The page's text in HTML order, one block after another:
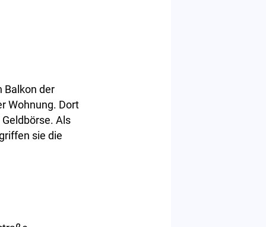
Balkon der
Wohnung. Dort
Als
sie die